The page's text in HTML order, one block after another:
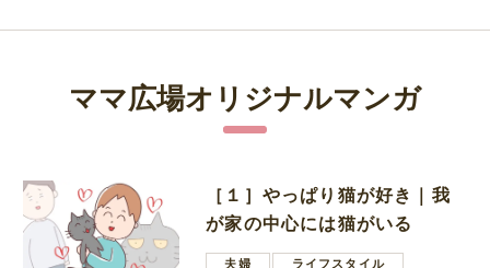
ママ広場オリジナルマンガ
［１］やっぱり猫が好き｜我
が家の中心には猫がいる
夫婦
ライフスタイル